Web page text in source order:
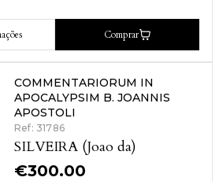
Comprar
COMMENTARIORUM IN
APOCALYPSIM B. JOANNIS
APOSTOLI
Ref: 31786
SILVEIRA (Joao da)
€300.00